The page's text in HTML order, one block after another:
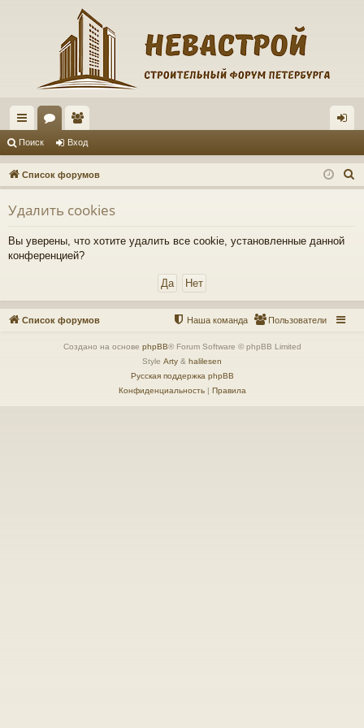
с
ы
лк
и
ум
ы
ол
ьз
ов
ат
ел
д
Поиск Вход
Список форумов
о
Удалить cookies
Вы уверены, что хотите удалить все cookie, установленные данной
конференцией?
Список форумов Пользователи
Наша команда
Создано на основе phpBB® Forum Software © phpBB Limited
Style Arty & halilesen
Русская поддержка phpBB
Конфиденциальность| Правила